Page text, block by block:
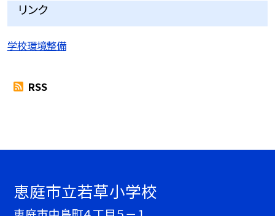
リンク
学校環境整備
RSS
恵庭市立若草小学校